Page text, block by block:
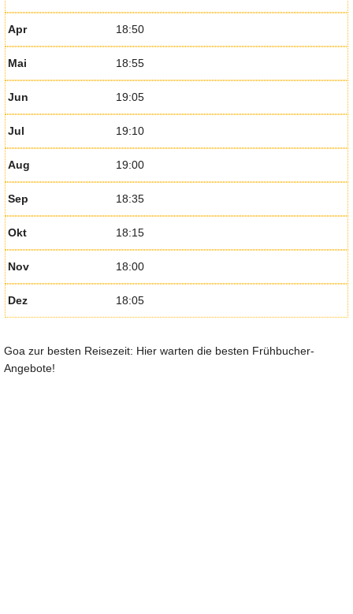
Apr 18:50
Mai 18:55
Jun 19:05
Jul 19:10
Aug 19:00
Sep 18:35
Okt 18:15
Nov 18:00
Dez 18:05
Goa zur besten Reisezeit: Hier warten die besten Frühbucher-
Angebote!